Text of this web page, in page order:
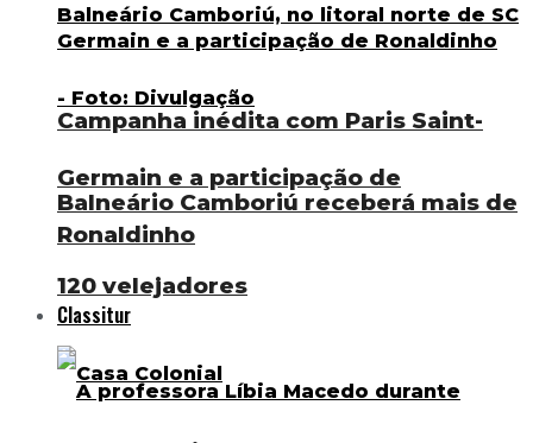
Campanha inédita com Paris Saint-
Germain e a participação de
Ronaldinho
Classitur
Balneário Camboriú receberá mais de
120 velejadores